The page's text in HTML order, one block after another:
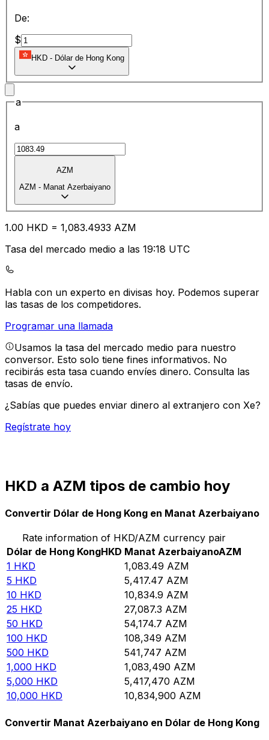
De:
$
HKD - Dólar de Hong Kong
a
a
AZM
AZM - Manat Azerbaiyano
1.00 HKD = 1,083.4933 AZM
Tasa del mercado medio a las 19:18 UTC
Habla con un experto en divisas hoy. Podemos superar
las tasas de los competidores.
Programar una llamada
Usamos la tasa del mercado medio para nuestro
conversor. Esto solo tiene fines informativos. No
recibirás esta tasa cuando envíes dinero. Consulta las
tasas de envío.
¿Sabías que puedes enviar dinero al extranjero con Xe?
Regístrate hoy
HKD a AZM tipos de cambio hoy
Convertir Dólar de Hong Kong en Manat Azerbaiyano
Rate information of HKD/AZM currency pair
Dólar de Hong KongHKD Manat AzerbaiyanoAZM
1 HKD 1,083.49 AZM
5 HKD 5,417.47 AZM
10 HKD 10,834.9 AZM
25 HKD 27,087.3 AZM
50 HKD 54,174.7 AZM
100 HKD 108,349 AZM
500 HKD 541,747 AZM
1,000 HKD 1,083,490 AZM
5,000 HKD 5,417,470 AZM
10,000 HKD 10,834,900 AZM
Convertir Manat Azerbaiyano en Dólar de Hong Kong